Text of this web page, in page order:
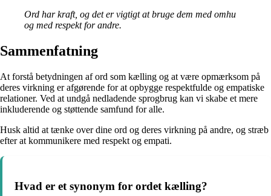
Ord har kraft, og det er vigtigt at bruge dem med omhu
og med respekt for andre.
Sammenfatning
At forstå betydningen af ord som kælling og at være opmærksom på
deres virkning er afgørende for at opbygge respektfulde og empatiske
relationer. Ved at undgå nedladende sprogbrug kan vi skabe et mere
inkluderende og støttende samfund for alle.
Husk altid at tænke over dine ord og deres virkning på andre, og stræb
efter at kommunikere med respekt og empati.
Hvad er et synonym for ordet kælling?